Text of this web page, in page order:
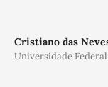
Cristiano das
Universidade